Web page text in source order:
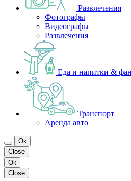
Развлечения
Фотографы
Видеографы
Развлечения
Еда и напитки &
Транспорт
Аренда авто
Ок
Close
Ок
Close